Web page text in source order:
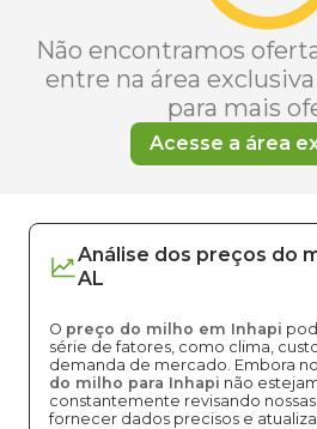
Não encontramos
entre na área exclusiva
para mais
Acesse a área
Análise dos preços do
AL
O preço do milho em Inhapi
série de fatores, como clima,
demanda de mercado. Embora
do milho para Inhapi não
constantemente revisando
fornecer dados precisos e